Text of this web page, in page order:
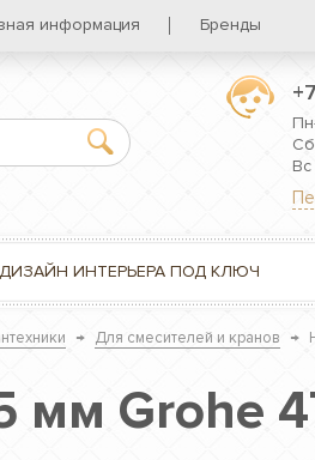
информация Бренды
Вс
ДИЗАЙН ИНТЕРЬЕРА ПОД КЛЮЧ
→ Для смесителей и кранов →
мм Grohe